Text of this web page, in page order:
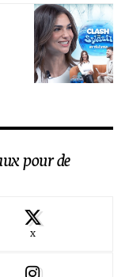
pour de
X